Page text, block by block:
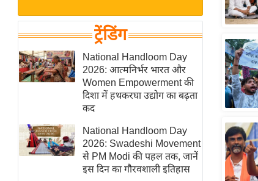
News
Hindi
Videos
खेल
क्रिकेट
IPL
2026
मिसाल बेमिसाल
शख्सियत
यंग इंडिया
ट्रेंडिंग
National Handloom Day
2026: आत्मनिर्भर भारत और
Women Empowerment की
दिशा में हथकरघा उद्योग का बढ़ता
कद
National Handloom Day
2026: Swadeshi Movement
से PM Modi की पहल तक, जानें
इस दिन का गौरवशाली इतिहास